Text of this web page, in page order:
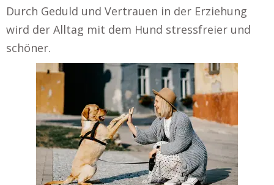
Durch Geduld und Vertrauen in der Erziehung
wird der Alltag mit dem Hund stressfreier und
schöner.